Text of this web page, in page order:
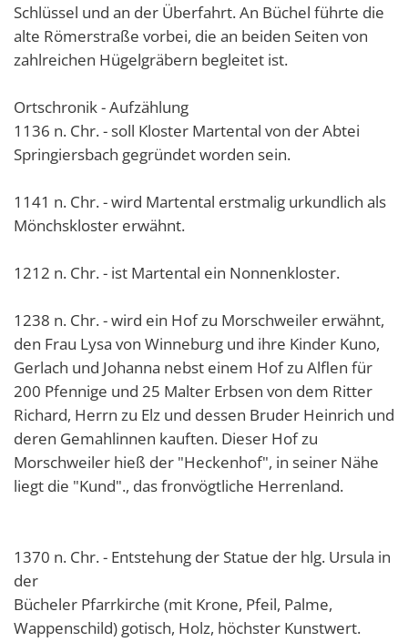
Schlüssel und an der Überfahrt. An Büchel führte die
alte Römerstraße vorbei, die an beiden Seiten von
zahlreichen Hügelgräbern begleitet ist.
Ortschronik - Aufzählung
1136 n. Chr. - soll Kloster Martental von der Abtei
Springiersbach gegründet worden sein.
1141 n. Chr. - wird Martental erstmalig urkundlich als
Mönchskloster erwähnt.
1212 n. Chr. - ist Martental ein Nonnenkloster.
1238 n. Chr. - wird ein Hof zu Morschweiler erwähnt,
den Frau Lysa von Winneburg und ihre Kinder Kuno,
Gerlach und Johanna nebst einem Hof zu Alflen für
200 Pfennige und 25 Malter Erbsen von dem Ritter
Richard, Herrn zu Elz und dessen Bruder Heinrich und
deren Gemahlinnen kauften. Dieser Hof zu
Morschweiler hieß der "Heckenhof", in seiner Nähe
liegt die "Kund"., das fronvögtliche Herrenland.
1370 n. Chr. - Entstehung der Statue der hlg. Ursula in
der
Bücheler Pfarrkirche (mit Krone, Pfeil, Palme,
Wappenschild) gotisch, Holz, höchster Kunstwert.